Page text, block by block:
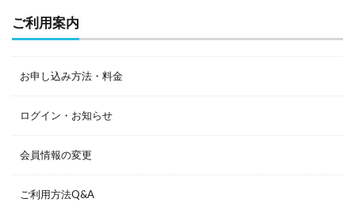
ご利用案内
お申し込み方法・料金
ログイン・お知らせ
会員情報の変更
ご利用方法Q&A